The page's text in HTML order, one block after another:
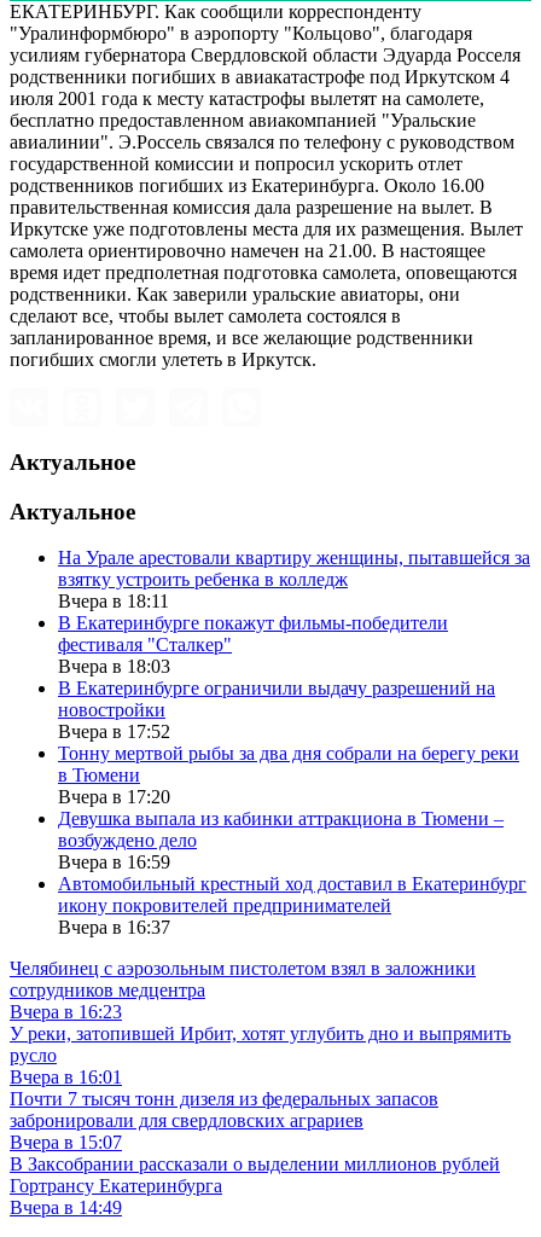
ЕКАТЕРИНБУРГ. Как сообщили корреспонденту
"Уралинформбюро" в аэропорту "Кольцово", благодаря
усилиям губернатора Свердловской области Эдуарда Росселя
родственники погибших в авиакатастрофе под Иркутском 4
июля 2001 года к месту катастрофы вылетят на самолете,
бесплатно предоставленном авиакомпанией "Уральские
авиалинии". Э.Россель связался по телефону с руководством
государственной комиссии и попросил ускорить отлет
родственников погибших из Екатеринбурга. Около 16.00
правительственная комиссия дала разрешение на вылет. В
Иркутске уже подготовлены места для их размещения. Вылет
самолета ориентировочно намечен на 21.00. В настоящее
время идет предполетная подготовка самолета, оповещаются
родственники. Как заверили уральские авиаторы, они
сделают все, чтобы вылет самолета состоялся в
запланированное время, и все желающие родственники
погибших смогли улететь в Иркутск.
Актуальное
Актуальное
На Урале арестовали квартиру женщины, пытавшейся за
взятку устроить ребенка в колледж
Вчера в 18:11
В Екатеринбурге покажут фильмы-победители
фестиваля "Сталкер"
Вчера в 18:03
В Екатеринбурге ограничили выдачу разрешений на
новостройки
Вчера в 17:52
Тонну мертвой рыбы за два дня собрали на берегу реки
в Тюмени
Вчера в 17:20
Девушка выпала из кабинки аттракциона в Тюмени –
возбуждено дело
Вчера в 16:59
Автомобильный крестный ход доставил в Екатеринбург
икону покровителей предпринимателей
Вчера в 16:37
Челябинец с аэрозольным пистолетом взял в заложники
сотрудников медцентра
Вчера в 16:23
У реки, затопившей Ирбит, хотят углубить дно и выпрямить
русло
Вчера в 16:01
Почти 7 тысяч тонн дизеля из федеральных запасов
забронировали для свердловских аграриев
Вчера в 15:07
В Заксобрании рассказали о выделении миллионов рублей
Гортрансу Екатеринбурга
Вчера в 14:49